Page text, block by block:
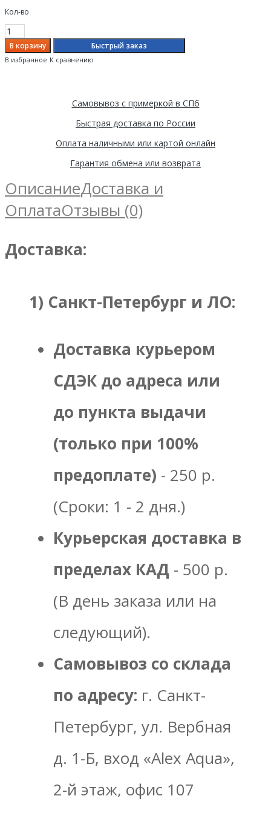
Кол-во
Быстрый заказ
В избранное К сравнению
Самовывоз с примеркой в СПб
Быстрая доставка по России
Оплата наличными или картой онлайн
Гарантия обмена или возврата
ОписаниеДоставка и
ОплатаОтзывы (0)
Доставка:
1) Санкт-Петербург и ЛО:
Доставка курьером
СДЭК до адреса или
до пункта выдачи
(только при 100%
предоплате) - 250 р.
(Сроки: 1 - 2 дня.)
Курьерская доставка в
пределах КАД - 500 р.
(В день заказа или на
следующий).
Самовывоз со склада
по адресу: г. Санкт-
Петербург, ул. Вербная
д. 1-Б, вход «Alex Aqua»,
2-й этаж, офис 107